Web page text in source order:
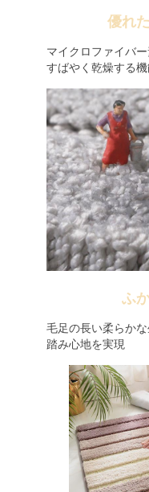
優れ
マイクロファイバ
すばやく乾燥する
ふ
毛足の長い柔らか
踏み心地を実現